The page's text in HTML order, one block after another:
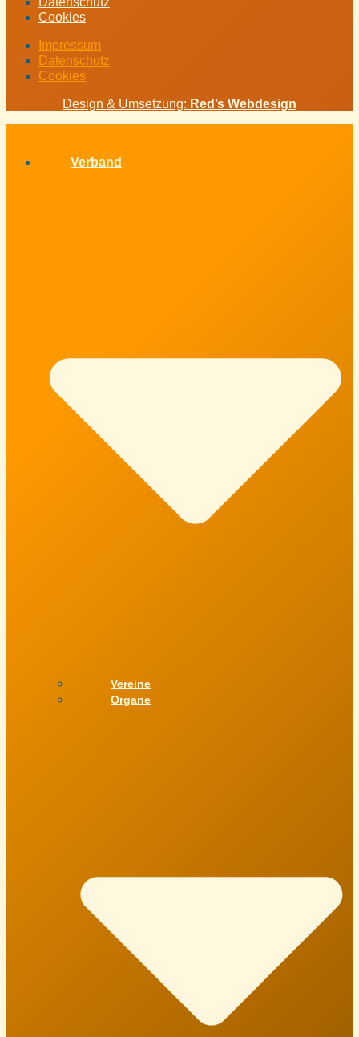
Cookies
Impressum
Datenschutz
Cookies
Design & Umsetzung: Red’s Webdesign
Verband
Vereine
Organe